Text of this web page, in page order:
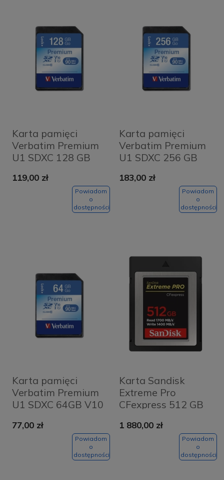
Karta pamięci
Verbatim Premium
U1 SDXC 128 GB
119,00 zł
Powiadom
o
dostępności
Karta pamięci
Verbatim Premium
U1 SDXC 256 GB
183,00 zł
Powiadom
o
dostępności
Karta pamięci
Verbatim Premium
U1 SDXC 64GB V10
Black
77,00 zł
Powiadom
o
dostępności
Karta Sandisk
Extreme Pro
CFexpress 512 GB
1 880,00 zł
Powiadom
o
dostępności